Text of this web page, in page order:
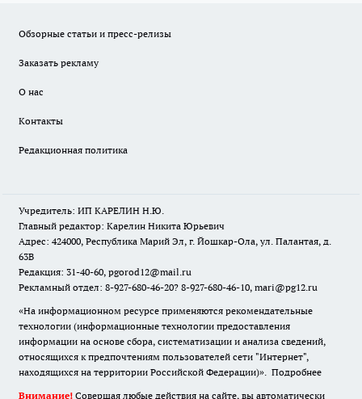
Обзорные статьи и пресс-релизы
Заказать рекламу
О нас
Контакты
Редакционная политика
Учредитель: ИП КАРЕЛИН Н.Ю.
Главный редактор: Карелин Никита Юрьевич
Адрес: 424000, Республика Марий Эл, г. Йошкар-Ола, ул. Палантая, д.
63В
Редакция: 31-40-60, pgorod12@mail.ru
Рекламный отдел: 8-927-680-46-20? 8-927-680-46-10, mari@pg12.ru
«На информационном ресурсе применяются рекомендательные
технологии (информационные технологии предоставления
информации на основе сбора, систематизации и анализа сведений,
относящихся к предпочтениям пользователей сети "Интернет",
находящихся на территории Российской Федерации)». Подробнее
Внимание! Совершая любые действия на сайте, вы автоматически